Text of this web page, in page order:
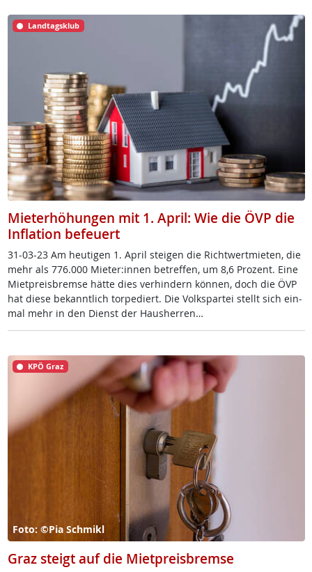
Landtagsklub
Mieterhöhungen mit 1. April: Wie die ÖVP die
Inflation befeuert
31-03-23 Am heu­ti­gen 1. April stei­gen die Richt­wert­mie­ten, die
mehr als 776.000 Mie­ter:in­nen be­tref­fen, um 8,6 Pro­zent. Ei­ne
Miet­p­reis­b­rem­se hät­te dies ver­hin­dern kön­nen, doch die ÖVP
hat die­se be­kannt­lich tor­pe­diert. Die Volk­s­par­tei stellt sich ein­
mal mehr in den Di­enst der Haus­her­ren…
KPÖ Graz
Foto: ©Pia Schmikl
Graz steigt auf die Mietpreisbremse